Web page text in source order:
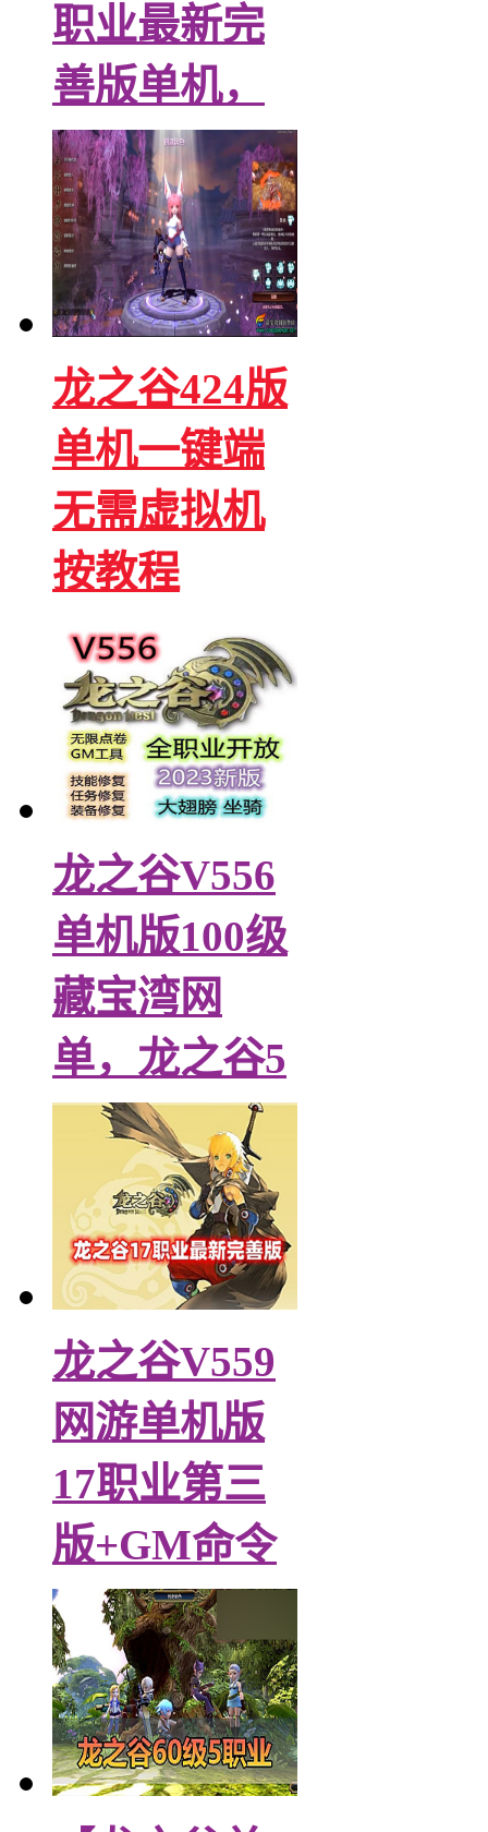
职业最新完
善版单机，
龙之谷424版
单机一键端
无需虚拟机
按教程
龙之谷V556
单机版100级
藏宝湾网
单，龙之谷5
龙之谷V559
网游单机版
17职业第三
版+GM命令